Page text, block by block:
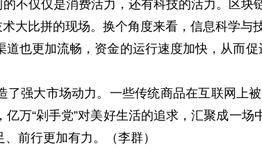
不仅仅是消费活力，还有科技的活力。区
大比拼的现场。换个角度来看，信息科学
也更加流畅，资金的运行速度加快，从而促
了强大市场动力。一些传统商品在互联网上
万“剁手党”对美好生活的追求，汇聚成一
前行更加有力。（李群）